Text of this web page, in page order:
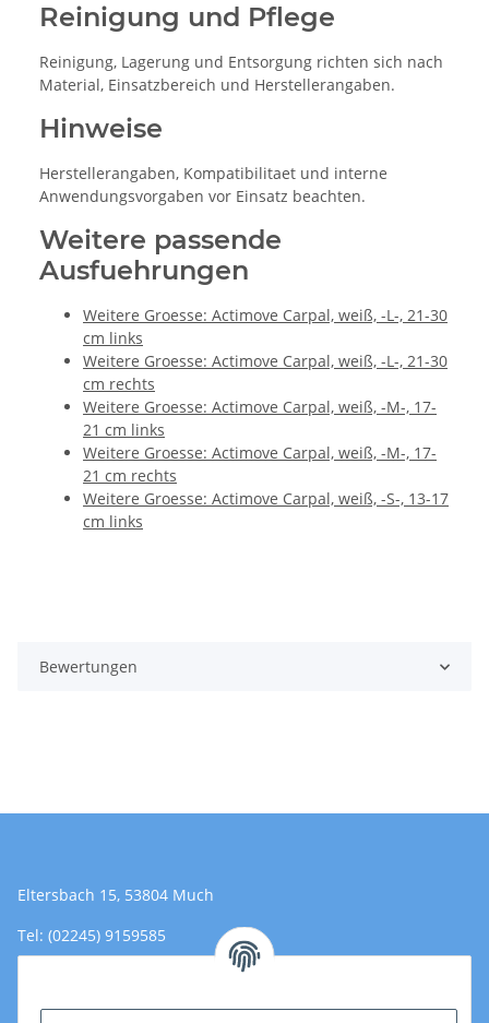
Reinigung und Pflege
Reinigung, Lagerung und Entsorgung richten sich nach
Material, Einsatzbereich und Herstellerangaben.
Hinweise
Herstellerangaben, Kompatibilitaet und interne
Anwendungsvorgaben vor Einsatz beachten.
Weitere passende
Ausfuehrungen
Weitere Groesse: Actimove Carpal, weiß, -L-, 21-30
cm links
Weitere Groesse: Actimove Carpal, weiß, -L-, 21-30
cm rechts
Weitere Groesse: Actimove Carpal, weiß, -M-, 17-
21 cm links
Weitere Groesse: Actimove Carpal, weiß, -M-, 17-
21 cm rechts
Weitere Groesse: Actimove Carpal, weiß, -S-, 13-17
cm links
Bewertungen
Eltersbach 15, 53804 Much
Tel: (02245) 9159585
Email: Kontakt@toromedical.de
Öffnungszeiten (Mo-Fr.) 8:00 - 17:00